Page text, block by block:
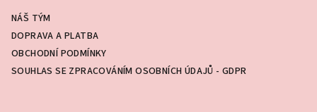
NÁŠ TÝM
DOPRAVA A PLATBA
OBCHODNÍ PODMÍNKY
SOUHLAS SE ZPRACOVÁNÍM OSOBNÍCH ÚDAJŮ - GDPR